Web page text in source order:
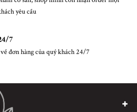
yêu cầu
7
đơn hàng của quý khách 24/7